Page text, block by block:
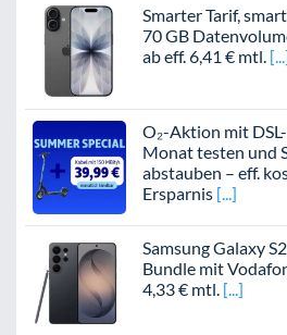
Smarter Tarif,
70 GB
ab eff. 6,41 € mtl.
O₂-Aktion mit
Monat testen und
abstauben – eff.
Ersparnis
Samsung Galaxy
Bundle mit
4,33 € mtl.